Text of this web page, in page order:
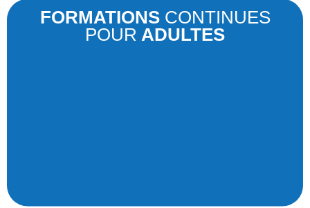
FORMATIONS CONTINUES
POUR ADULTES